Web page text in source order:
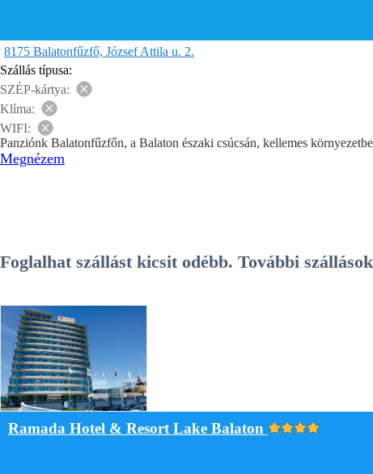
8175 Balatonfűzfő, József Attila u. 2.
Szállás típusa:
SZÉP-kártya:
Klíma:
WIFI:
Panziónk Balatonfűzfőn, a Balaton északi csúcsán, kellemes
Megnézem
Foglalhat szállást kicsit odébb. További
Ramada Hotel & Resort Lake Balaton